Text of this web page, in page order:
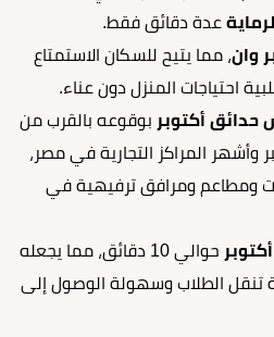
عدة دقائق فقط.
وان، مما يتيح للسكان الاستمتاع
احتياجات المنزل دون عناء.
حدائق أكتوبر بوقوعه بالقرب من
وأشهر المراكز التجارية في مصر،
ومطاعم ومرافق ترفيهية في
حوالي 10 دقائق، مما يجعله
تنقل الطلاب وسهولة الوصول إلى